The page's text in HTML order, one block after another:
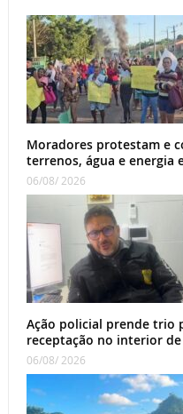
Moradores protestam e
terrenos, água e energia
06/08/ 2026
Ação policial prende trio
receptação no interior de
06/08/ 2026